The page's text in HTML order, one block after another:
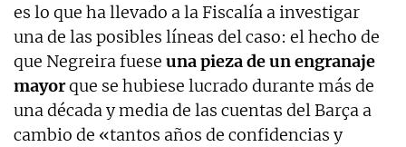
es lo que ha llevado a la Fiscalía a investigar
una de las posibles líneas del caso: el hecho de
que Negreira fuese una pieza de un engranaje
mayorque se hubiese lucrado durante más de
una década y media de las cuentas del Barça a
cambio de «tantos años de confidencias y